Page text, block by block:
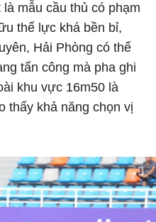
mẫu cầu thủ có phạm
thể lực khá bền bỉ,
Hải Phòng có thể
tấn công mà pha ghi
khu vực 16m50 là
thấy khả năng chọn vị